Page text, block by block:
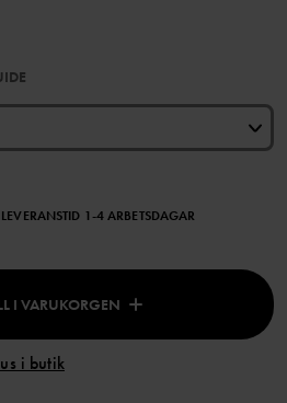
LEVERANSTID 1-4 ARBETSDAGAR
I VARUKORGEN
i butik